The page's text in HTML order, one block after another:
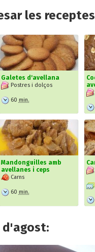
les
Galetes d'avellana
Postres i dolços
60 min.
Mandonguilles amb
avellanes i ceps
Carns
60 min.
d'agost: